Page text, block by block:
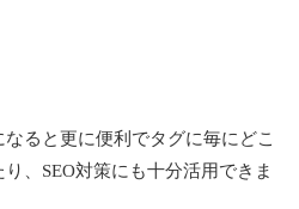
ると更に便利でタグに毎にどこ
、SEO対策にも十分活用できま